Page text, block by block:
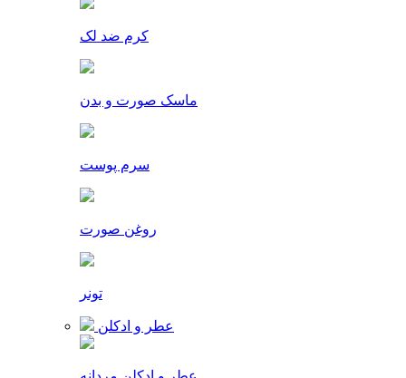
کرم ضد لک
ماسک صورت و بدن
سرم پوست
روغن صورت
تونر
عطر و ادکلن